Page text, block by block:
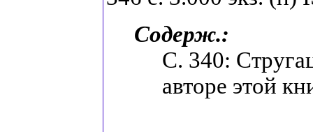
Содерж.:
С. 340:
авторе этой